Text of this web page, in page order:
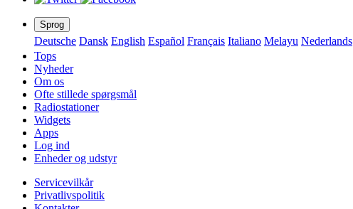
Sprog
Deutsche Dansk English Español Français Italiano Melayu Nederlands
Tops
Nyheder
Om os
Ofte stillede spørgsmål
Radiostationer
Widgets
Apps
Log ind
Enheder og udstyr
Servicevilkår
Privatlivspolitik